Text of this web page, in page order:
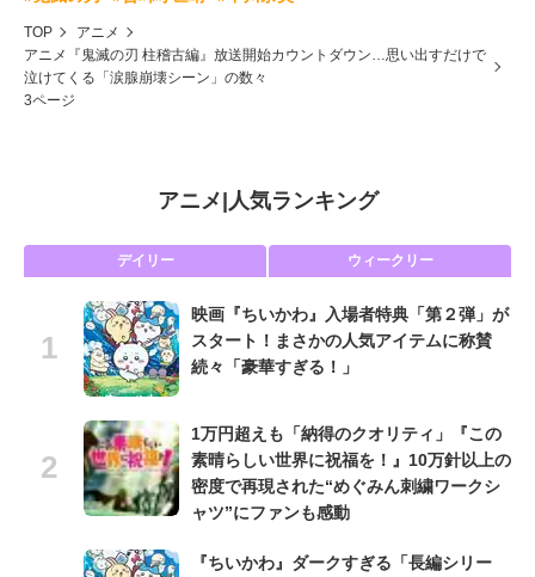
TOP
アニメ
アニメ『鬼滅の刃 柱稽古編』放送開始カウントダウン…思い出すだけで
泣けてくる「涙腺崩壊シーン」の数々
3ページ
アニメ| 人気ランキング
デイリー ウィークリー
映画『ちいかわ』入場者特典「第２弾」が
スタート！まさかの人気アイテムに称賛
続々「豪華すぎる！」
1万円超えも「納得のクオリティ」『この
素晴らしい世界に祝福を！』10万針以上の
密度で再現された“めぐみん刺繍ワークシ
ャツ”にファンも感動
『ちいかわ』ダークすぎる「長編シリー